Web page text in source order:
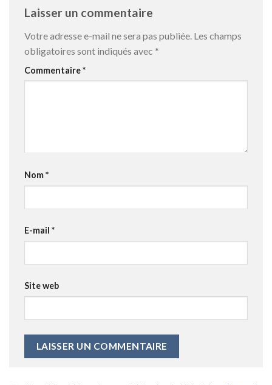
Laisser un commentaire
Votre adresse e-mail ne sera pas publiée. Les champs
obligatoires sont indiqués avec *
Commentaire*
Nom*
E-mail *
Site web